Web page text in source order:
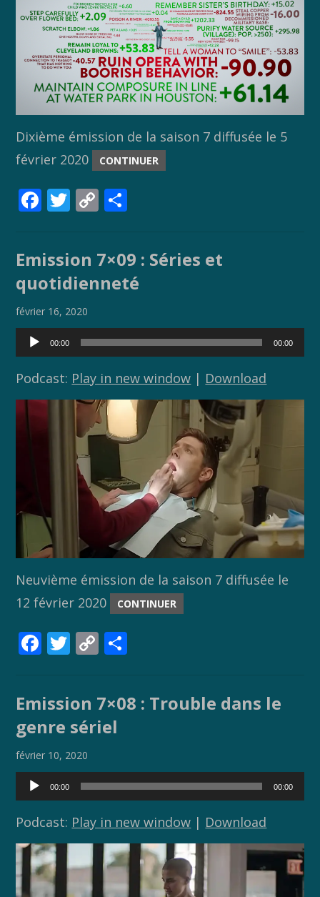
Dixième émission de la saison 7 diffusée le 5
février 2020
CONTINUER
F
e
b
o
o
k
T
er
C
p
y
Li
k
ta
g
er
Emission 7×09 : Séries et
quotidienneté
février 16, 2020
Lecteur
audio
00:00 00:00
Podcast: Play in new window | Download
Neuvième émission de la saison 7 diffusée le
12 février 2020
CONTINUER
F
e
b
o
o
k
T
er
C
y
Li
k
g
Emission 7×08 : Trouble dans le
genre sériel
février 10, 2020
Lecteur
audio
00:00 00:00
Podcast: Play in new window | Download